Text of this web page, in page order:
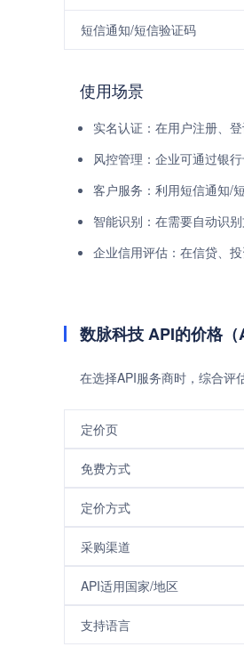
短信通知/短信验证码
使用场景
实名认证：在用户注册、
风控管理：企业可通过银
客户服务：利用短信通知/
智能识别：在需要自动识
企业信用评估：在信贷、
数脉科技 API的价格（
在选择API服务商时，综合评
定价页
免费方式
定价方式
采购渠道
API适用国家/地区
支持语言